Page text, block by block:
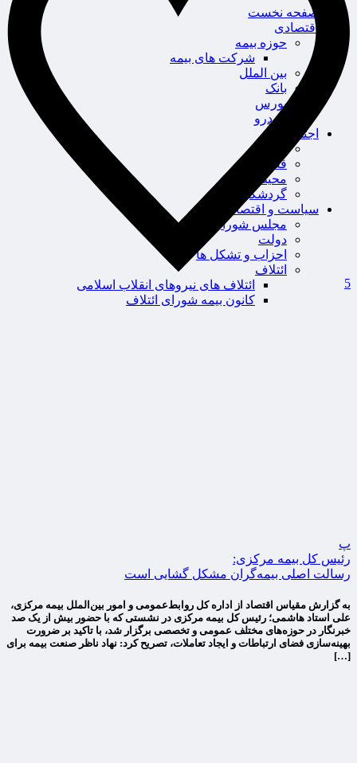
صفحه نخست
اقتصادی
حوزه بیمه
شرکت های بیمه
بین الملل
بانک
بورس
خودرو
اجتماعی
سلامت
قضایی
محیط زیست
گردشگری
سیاست و اقتصاد
مجلس شورای اسلامی
دولت
احزاب و تشکل ها
ائتلاف
ائتلاف های نیروهای انقلاب اسلامی
کانون بیمه شورای ائتلاف
5
پ
رئیس کل بیمه مرکزی:
رسالت اصلی بیمه‌گران مشکل گشایی است
به گزارش مقیاس اقتصاد از اداره کل روابط‌عمومی و امور بین‌الملل بیمه مرکزی،
علی استاد هاشمی؛ رئیس کل بیمه مرکزی در نشستی که با حضور بیش از یک صد
خبرنگار در حوزه‌های مختلف عمومی و تخصصی برگزار شد، با تاکید بر ضرورت
بهینه‌سازی فضای ارتباطات و ایجاد تعاملات، تصریح کرد: نهاد ناظر صنعت بیمه برای
[…]